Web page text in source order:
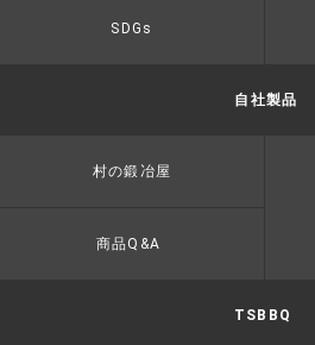
SDGs
自社製品
村の鍛冶屋
商品Q&A
TSBBQ